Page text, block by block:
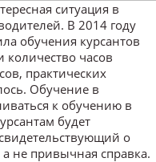
ситуация в
В 2014 году
обучения курсантов
количество часов
практических
Обучение в
к обучению в
будет
о
не привычная справка.